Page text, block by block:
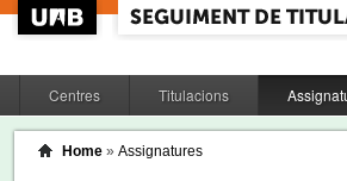
Centres Titulacions
Home » Assignatures